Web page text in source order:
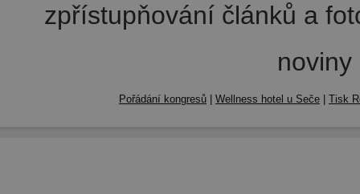
zpřístupňování článků a
Pořádání kongresů Wellness hotel u Seče Tisk